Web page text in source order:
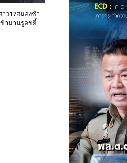
ว17สมองช้า
าม่านรูดขยี้